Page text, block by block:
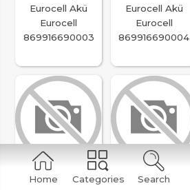
Home Categories Search
Eurocell Akü
Eurocell
869916690003
Eurocell Akü
Eurocell
869916690004
60 Ah Amper
Exide Akü Exıde
12V 75 Ah Amper